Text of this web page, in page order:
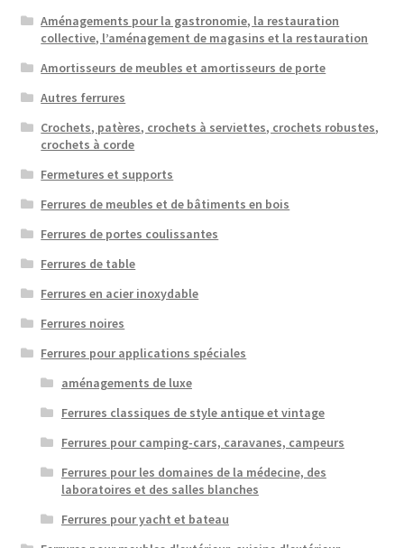
Aménagements pour la gastronomie, la restauration
collective, l’aménagement de magasins et la restauration
Amortisseurs de meubles et amortisseurs de porte
Autres ferrures
Crochets, patères, crochets à serviettes, crochets robustes,
crochets à corde
Fermetures et supports
Ferrures de meubles et de bâtiments en bois
Ferrures de portes coulissantes
Ferrures de table
Ferrures en acier inoxydable
Ferrures noires
Ferrures pour applications spéciales
aménagements de luxe
Ferrures classiques de style antique et vintage
Ferrures pour camping-cars, caravanes, campeurs
Ferrures pour les domaines de la médecine, des
laboratoires et des salles blanches
Ferrures pour yacht et bateau